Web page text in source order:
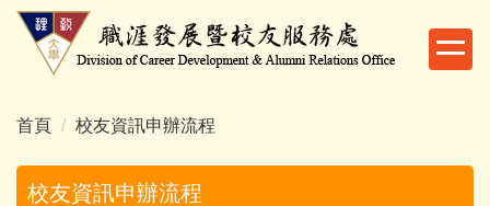
跳
內
區
首頁 校友資訊申辦流程
校友資訊申辦流程